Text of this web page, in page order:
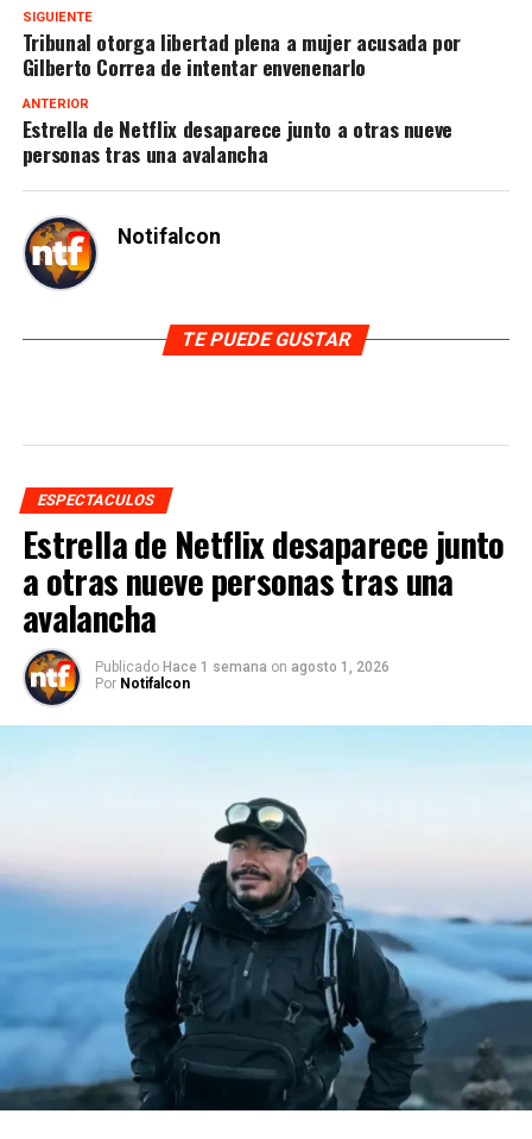
SIGUIENTE
Tribunal otorga libertad plena a mujer acusada por
Gilberto Correa de intentar envenenarlo
ANTERIOR
Estrella de Netflix desaparece junto a otras nueve
personas tras una avalancha
Notifalcon
TE PUEDE GUSTAR
ESPECTACULOS
Estrella de Netflix desaparece junto
a otras nueve personas tras una
avalancha
Publicado Hace 1 semana on agosto 1, 2026
Por Notifalcon